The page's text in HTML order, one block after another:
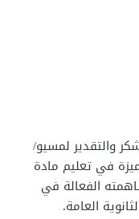
والتقدير لمسيو/
في تعليم مادة
الفعالة في
العامة.